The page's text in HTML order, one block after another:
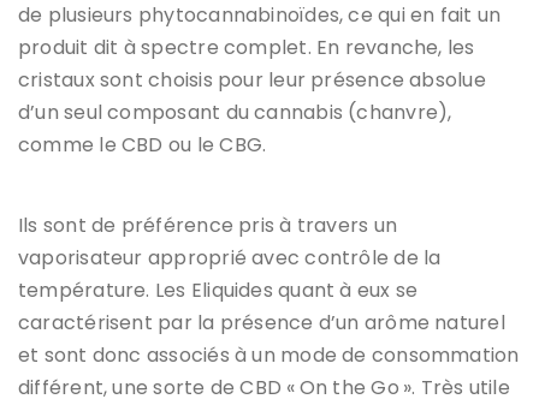
de plusieurs phytocannabinoïdes, ce qui en fait un
produit dit à spectre complet. En revanche, les
cristaux sont choisis pour leur présence absolue
d’un seul composant du cannabis (chanvre),
comme le CBD ou le CBG.
Ils sont de préférence pris à travers un
vaporisateur approprié avec contrôle de la
température. Les Eliquides quant à eux se
caractérisent par la présence d’un arôme naturel
et sont donc associés à un mode de consommation
différent, une sorte de CBD « On the Go ». Très utile